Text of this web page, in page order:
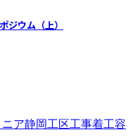
ジウム（上）
ニア静岡工区工事着工容